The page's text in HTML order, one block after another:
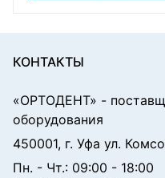
КОНТАКТЫ
«ОРТОДЕНТ» -
оборудования
450001, г. Уфа ул.
Пн. - Чт.: 09:00 - 18:00